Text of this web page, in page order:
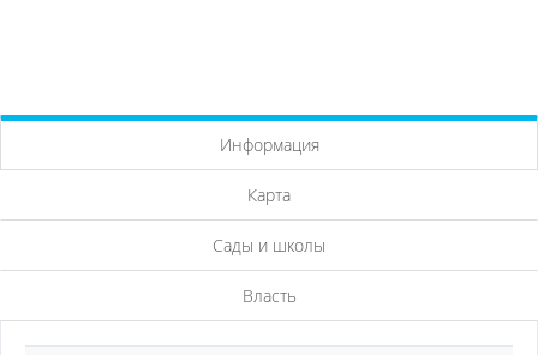
Информация
Карта
Сады и школы
Власть